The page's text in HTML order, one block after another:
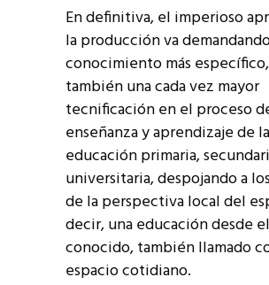
En definitiva, el imperioso
la producción va
conocimiento más
también una cada vez mayor
tecnificación en el proceso
enseñanza y aprendizaje de la
educación primaria,
universitaria, despojando a
de la perspectiva local del
decir, una educación desde
conocido, también llamado
espacio cotidiano.